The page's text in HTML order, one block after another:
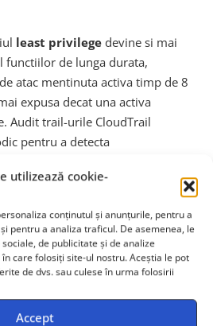
utilizează cookie-
conținutul și anunțurile, pentru a
pentru a analiza traficul. De asemenea, le
de publicitate și de analize
care folosiți site-ul nostru. Aceștia le pot
de dvs. sau culese în urma folosirii
Accept
least privilege devine si mai
de lunga durata,
atac mentinuta activa timp de 8
expusa decat una activa
Audit trail-urile CloudTrail
pentru a detecta
posibil.
costurilor si
ramane bazat peGB-
, ceea ce inseamna ca o functie